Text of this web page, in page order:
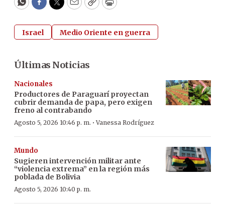
WhatsApp
Facebook
Twitter
EmailCopyPrint
Israel Medio Oriente en guerra
Últimas Noticias
Nacionales
Productores de Paraguarí proyectan
cubrir demanda de papa, pero exigen
freno al contrabando
Agosto 5, 2026 10:46 p. m. ·Vanessa Rodríguez
Mundo
Sugieren intervención militar ante
“violencia extrema” en la región más
poblada de Bolivia
Agosto 5, 2026 10:40 p. m.